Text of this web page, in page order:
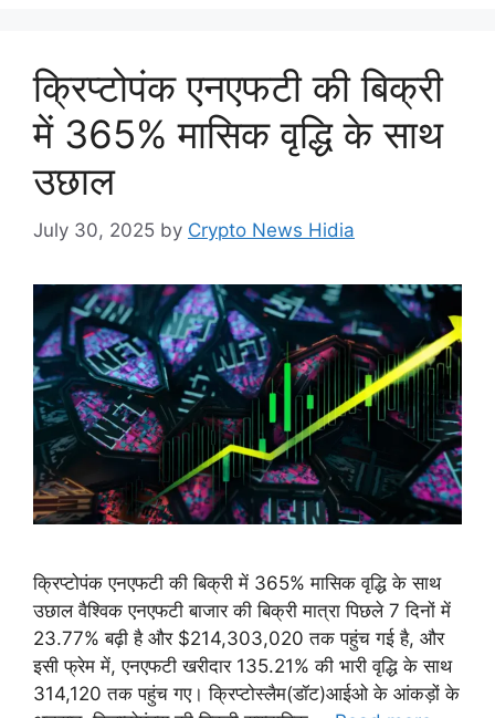
क्रिप्टोपंक एनएफटी की बिक्री
में 365% मासिक वृद्धि के साथ
उछाल
July 30, 2025 by Crypto News Hidia
क्रिप्टोपंक एनएफटी की बिक्री में 365% मासिक वृद्धि के साथ
उछाल वैश्विक एनएफटी बाजार की बिक्री मात्रा पिछले 7 दिनों में
23.77% बढ़ी है और $214,303,020 तक पहुंच गई है, और
इसी फ्रेम में, एनएफटी खरीदार 135.21% की भारी वृद्धि के साथ
314,120 तक पहुंच गए। क्रिप्टोस्लैम(डॉट)आईओ के आंकड़ों के